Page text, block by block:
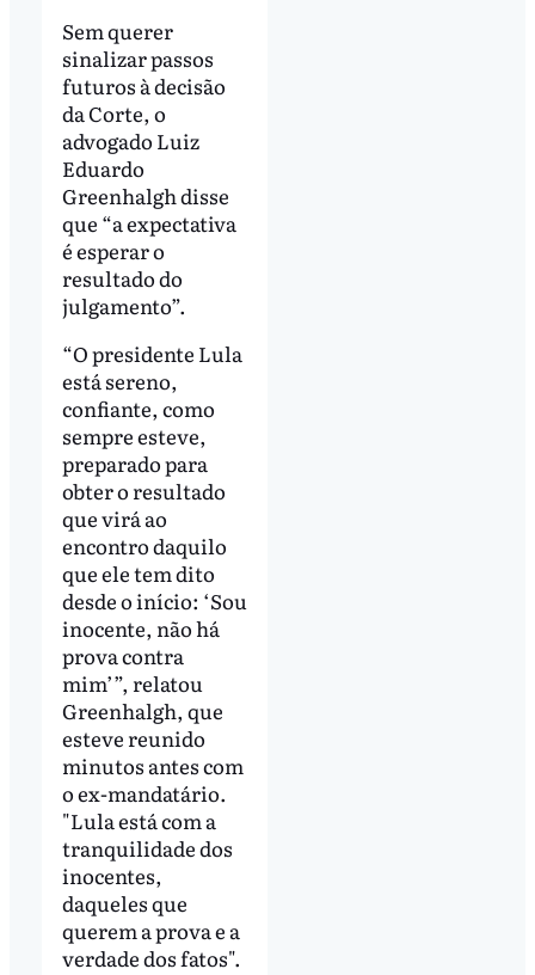
Sem querer
sinalizar passos
futuros à decisão
da Corte, o
advogado Luiz
Eduardo
Greenhalgh disse
que “a expectativa
é esperar o
resultado do
julgamento”.
“O presidente Lula
está sereno,
confiante, como
sempre esteve,
preparado para
obter o resultado
que virá ao
encontro daquilo
que ele tem dito
desde o início: ‘Sou
inocente, não há
prova contra
mim’”, relatou
Greenhalgh, que
esteve reunido
minutos antes com
o ex-mandatário.
"Lula está com a
tranquilidade dos
inocentes,
daqueles que
querem a prova e a
verdade dos fatos".